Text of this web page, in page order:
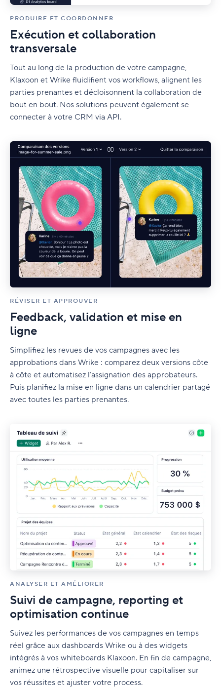
PRODUIRE ET COORDONNER
Exécution et collaboration
transversale
Tout au long de la production de votre campagne,
Klaxoon et Wrike fluidifient vos workflows, alignent les
parties prenantes et décloisonnent la collaboration de
bout en bout. Nos solutions peuvent également se
connecter à votre CRM via API.
RÉVISER ET APPROUVER
Feedback, validation et mise en
ligne
Simplifiez les revues de vos campagnes avec les
approbations dans Wrike : comparez deux versions côte
à côte et automatisez l’assignation des approbateurs.
Puis planifiez la mise en ligne dans un calendrier partagé
avec toutes les parties prenantes.
ANALYSER ET AMÉLIORER
Suivi de campagne, reporting et
optimisation continue
Suivez les performances de vos campagnes en temps
réel grâce aux dashboards Wrike ou à des widgets
intégrés à vos whiteboards Klaxoon. En fin de campagne,
animez une rétrospective visuelle pour capitaliser sur
vos réussites et ajuster votre process.